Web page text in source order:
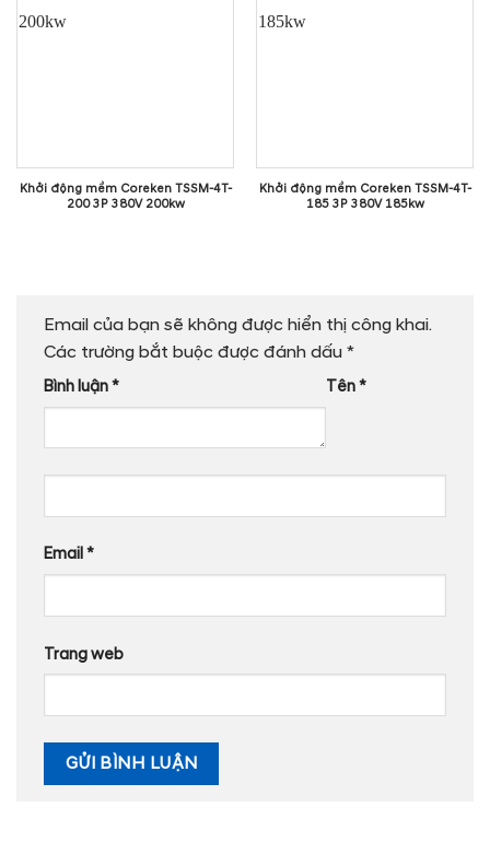
Khởi động mềm Coreken TSSM-4T-
200 3P 380V 200kw
Khởi động mềm Coreken TSSM-4T-
185 3P 380V 185kw
Email của bạn sẽ không được hiển thị công khai.
Các trường bắt buộc được đánh dấu *
Bình luận* Tên*
Email*
Trang web